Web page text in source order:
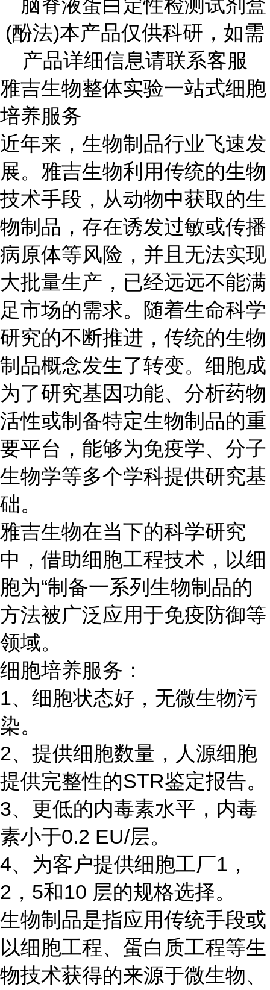
脑脊液蛋白定性检测试剂盒
(酚法)本产品仅供科研，如需
产品详细信息请联系客服
雅吉生物整体实验一站式细胞
培养服务
近年来，生物制品行业飞速发
展。雅吉生物利用传统的生物
技术手段，从动物中获取的生
物制品，存在诱发过敏或传播
病原体等风险，并且无法实现
大批量生产，已经远远不能满
足市场的需求。随着生命科学
研究的不断推进，传统的生物
制品概念发生了转变。细胞成
为了研究基因功能、分析药物
活性或制备特定生物制品的重
要平台，能够为免疫学、分子
生物学等多个学科提供研究基
础。
雅吉生物在当下的科学研究
中，借助细胞工程技术，以细
胞为“制备一系列生物制品的
方法被广泛应用于免疫防御等
领域。
细胞培养服务：
1、细胞状态好，无微生物污
染。
2、提供细胞数量，人源细胞
提供完整性的STR鉴定报告。
3、更低的内毒素水平，内毒
素小于0.2 EU/层。
4、为客户提供细胞工厂1，
2，5和10 层的规格选择。
生物制品是指应用传统手段或
以细胞工程、蛋白质工程等生
物技术获得的来源于微生物、